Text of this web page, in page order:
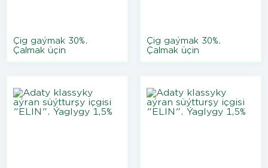
Çig gaýmak 30%.
Çalmak üçin
Çig gaýmak 30%.
Çalmak üçin